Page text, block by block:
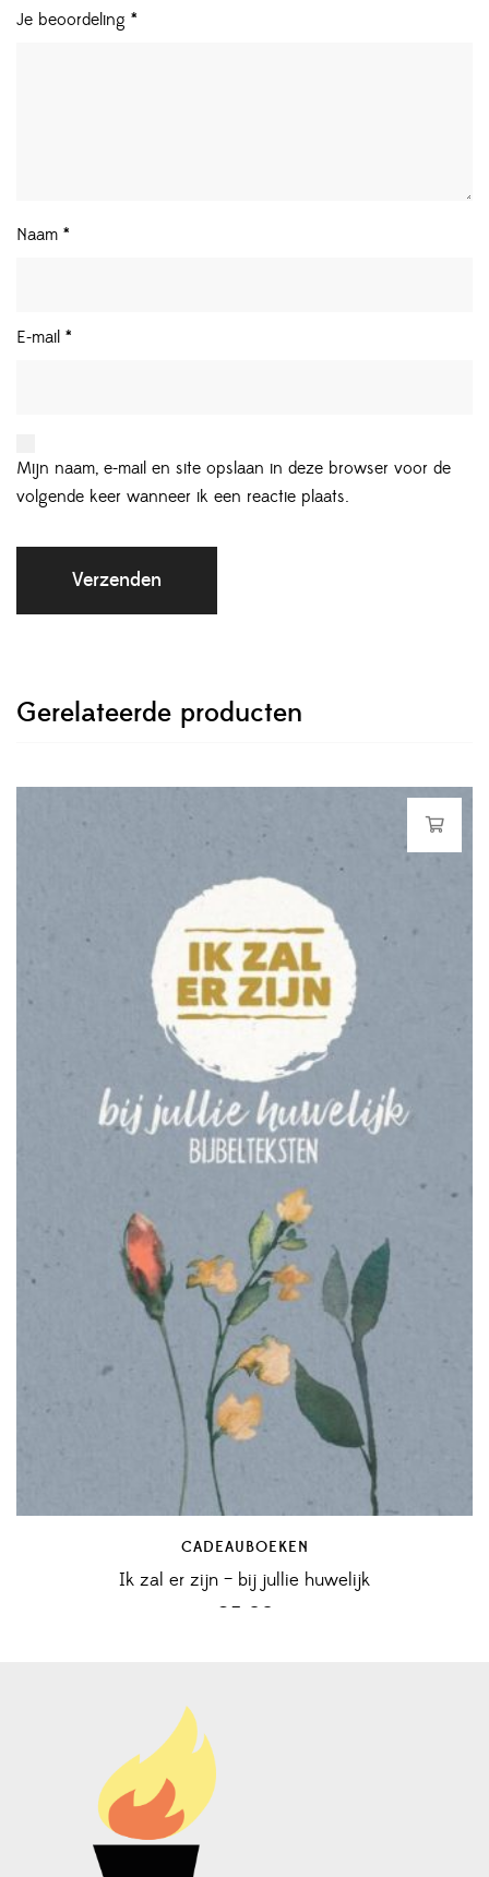
Je beoordeling *
Naam *
E-mail *
Mijn naam, e-mail en site opslaan in deze browser voor de
volgende keer wanneer ik een reactie plaats.
Gerelateerde producten
CADEAUBOEKEN
Ik zal er zijn – bij jullie huwelijk
€5,00